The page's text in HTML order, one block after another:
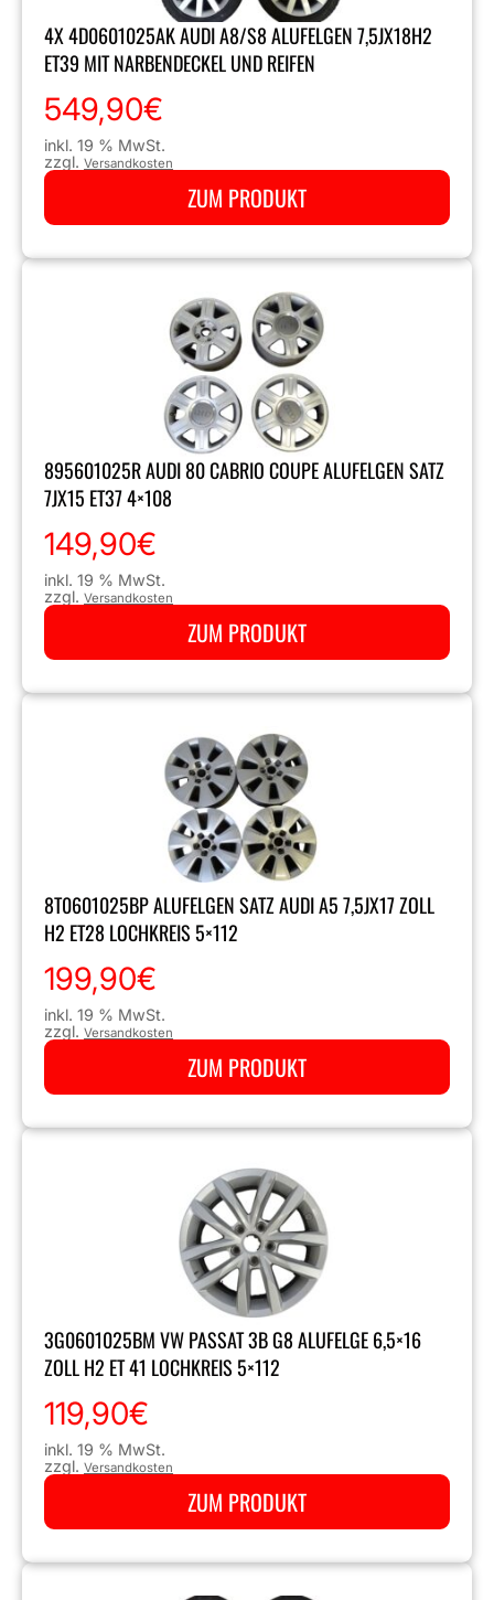
4X 4D0601025AK AUDI A8/S8 ALUFELGEN 7,5JX18H2
ET39 MIT NARBENDECKEL UND REIFEN
549,90€
inkl. 19 % MwSt.
zzgl. Versandkosten
ZUM PRODUKT
895601025R AUDI 80 CABRIO COUPE ALUFELGEN SATZ
7JX15 ET37 4×108
149,90€
inkl. 19 % MwSt.
zzgl. Versandkosten
ZUM PRODUKT
8T0601025BP ALUFELGEN SATZ AUDI A5 7,5JX17 ZOLL
H2 ET28 LOCHKREIS 5×112
199,90€
inkl. 19 % MwSt.
zzgl. Versandkosten
ZUM PRODUKT
3G0601025BM VW PASSAT 3B G8 ALUFELGE 6,5×16
ZOLL H2 ET 41 LOCHKREIS 5×112
119,90€
inkl. 19 % MwSt.
zzgl. Versandkosten
ZUM PRODUKT